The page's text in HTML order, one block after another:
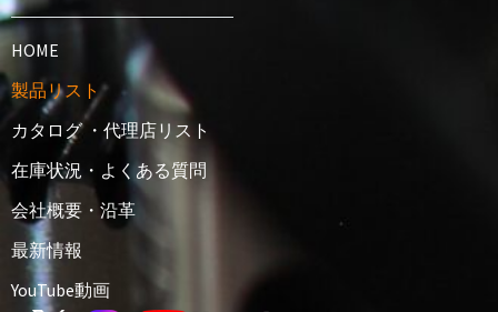
HOME
製品リスト
カタログ ・代理店リスト
在庫状況・よくある質問
会社概要・沿革
最新情報
YouTube動画